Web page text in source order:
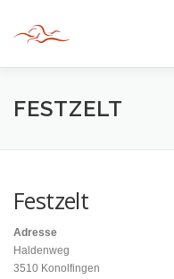
springen
HERZLICH WILLKOMMEN
INFORMATIONEN
FESTZELT
Festzelt
Adresse
Haldenweg
3510 Konolfingen